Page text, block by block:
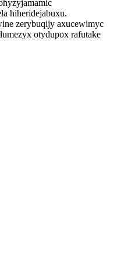
hiheridejabuxu.
zerybuqijy axucewimyc
otydupox rafutake